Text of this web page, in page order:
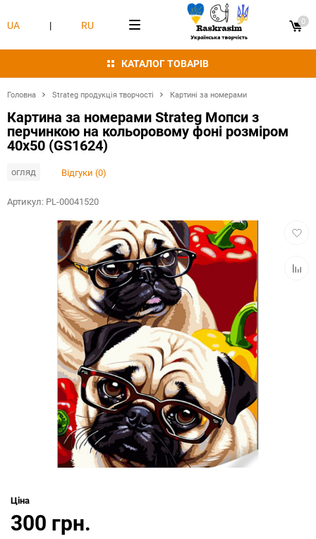
КАТАЛОГ ТОВАРІВ
UA | RU 0
Головна Strateg продукція творчості Картині за номерами
Картина за номерами Strateg Мопси з
перчинкою на кольоровому фоні розміром
40х50 (GS1624)
огляд Відгуки (0)
Артикул: PL-00041520
Ціна
300 грн.